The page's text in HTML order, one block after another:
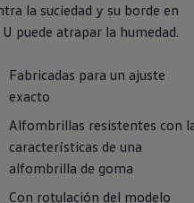
la suciedad y su borde en
puede atrapar la humedad.
Fabricadas para un ajuste
exacto
Alfombrillas resistentes con
características de una
alfombrilla de goma
Con rotulación del modelo